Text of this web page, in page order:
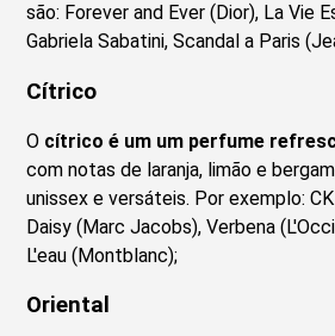
são: Forever and Ever (Dior), La Vie
Gabriela Sabatini, Scandal a Paris
Cítrico
O cítrico é um um perfume
com notas de laranja, limão e
unissex e versáteis. Por exemplo:
Daisy (Marc Jacobs), Verbena
L'eau (Montblanc);
Oriental